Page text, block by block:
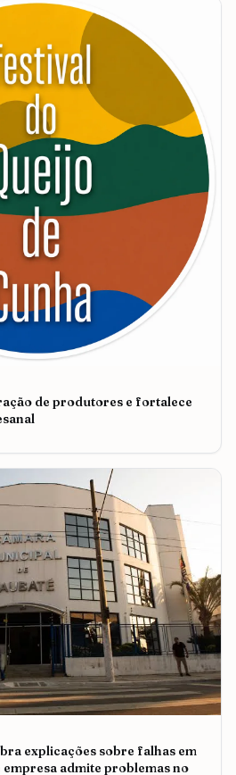
de produtores e fortalece
explicações sobre falhas em
admite problemas no